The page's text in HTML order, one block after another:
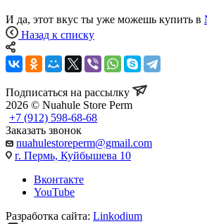
И да, этот вкус ты уже можешь купить в
Назад к списку
Подписаться на рассылку
2026 © Nuahule Store Perm
+7 (912) 598-68-68
Заказать звонок
nuahulestoreperm@gmail.com
г. Пермь, Куйбышева 10
Вконтакте
YouTube
Разработка сайта: Linkodium